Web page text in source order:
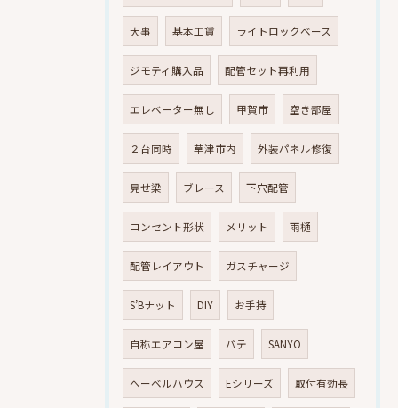
大事 基本工賃 ライトロックベース
ジモティ購入品 配管セット再利用
エレベーター無し 甲賀市 空き部屋
２台同時 草津市内 外装パネル修復
見せ梁 ブレース 下穴配管
コンセント形状 メリット 雨樋
配管レイアウト ガスチャージ
S’Bナット DIY お手持
自称エアコン屋 パテ SANYO
へーベルハウス Eシリーズ 取付有効長